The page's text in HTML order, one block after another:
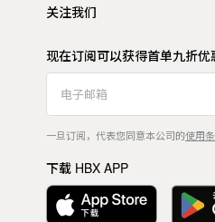
关注我们
现在订阅可以获得首单九折优
一旦订阅，代表您同意本公司的使用
下载 HBX APP